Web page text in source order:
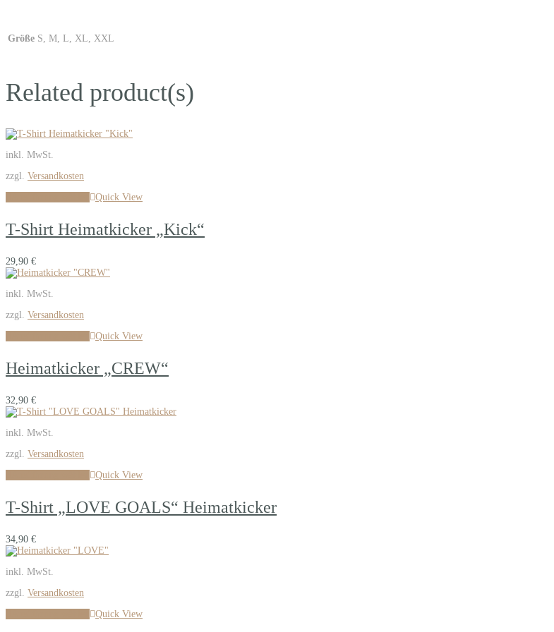
Größe S, M, L, XL, XXL
Related product(s)
inkl. MwSt.
zzgl. Versandkosten
Quick View
T-Shirt Heimatkicker „Kick“
29,90 €
inkl. MwSt.
zzgl. Versandkosten
Quick View
Heimatkicker „CREW“
32,90 €
inkl. MwSt.
zzgl. Versandkosten
Quick View
T-Shirt „LOVE GOALS“ Heimatkicker
34,90 €
inkl. MwSt.
zzgl. Versandkosten
Quick View